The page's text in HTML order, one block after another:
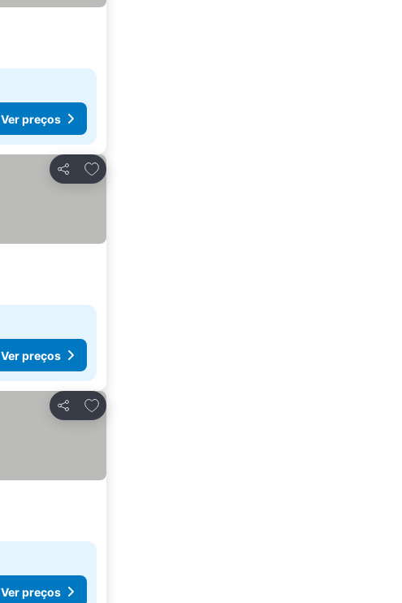
Ver preços
Partilhar
Adicionar aos favoritos
Ver preços
Partilhar
Adicionar aos favoritos
Ver preços